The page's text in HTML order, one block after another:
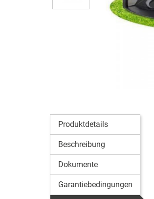
Produktdetails
Beschreibung
Dokumente
Garantiebedingungen